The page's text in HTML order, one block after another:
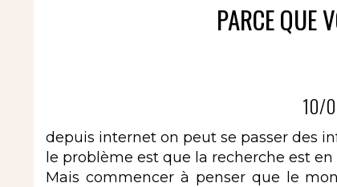
PARCE QUE
10/
depuis internet on peut se passer des
le problème est que la recherche est
Mais commencer à penser que le